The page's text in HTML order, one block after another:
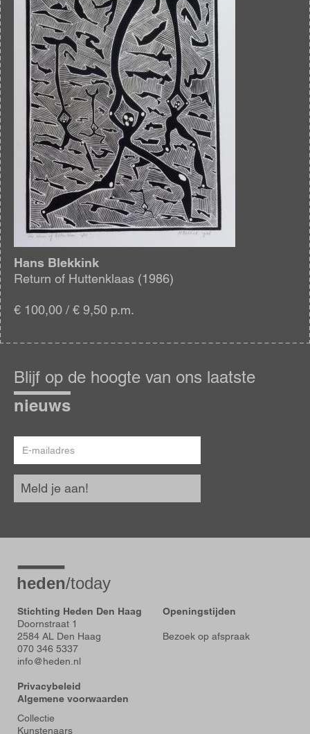
Hans Blekkink
Return of Huttenklaas (1986)
€ 100,00 / € 9,50 p.m.
op
de
hoogte
Blijf op de hoogte van ons laatste
nieuws
mailadres
Meld je aan!
Stichting Heden Den Haag
Doornstraat 1
2584 AL Den Haag
070 346 5337
info@heden.nl
Privacybeleid
Algemene voorwaarden
Openingstijden
Bezoek op afspraak
Voet
Collectie
Kunstenaars